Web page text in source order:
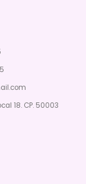
18. CP. 50003